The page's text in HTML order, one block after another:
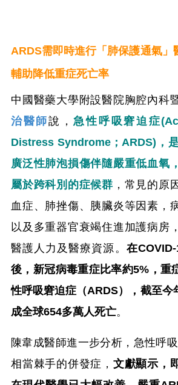
ARDS需即時進行「肺保護通氣」
輔助降低重症死亡率
中國醫藥大學附設醫院胸腔內科
治醫師說，急性呼吸窘迫症
Distress Syndrome；ARDS)，
廣泛性肺泡損傷伴隨嚴重低血氧
屬於跨科別的症候群 ，常見的原
血症、肺挫傷、胰臟炎等因素，
以及多重器官衰竭住進加護病房
醫護人力及醫療資源。 在
後，新冠病毒重症比率約5%，重
性呼吸窘迫症（ARDS），截至今
成全球654多萬人死亡。
陳韋成醫師進一步分析，急性呼
相當棘手的併發症， 文獻顯示，